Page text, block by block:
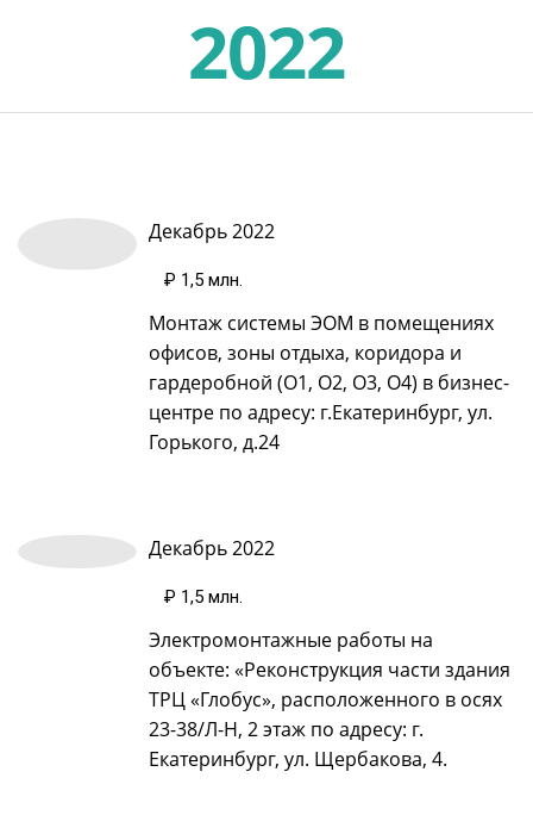
2022
Декабрь 2022
₽ 1,5 млн
Монтаж системы ЭОМ в помещениях
офисов, зоны отдыха, коридора и
гардеробной (О1, О2, О3, О4) в бизнес-
центре по адресу: г.Екатеринбург, ул.
Горького, д.24
Декабрь 2022
₽ 1,5 млн
Электромонтажные работы на
объекте: «Реконструкция части здания
ТРЦ «Глобус», расположенного в осях
23-38/Л-Н, 2 этаж по адресу: г.
Екатеринбург, ул. Щербакова, 4.